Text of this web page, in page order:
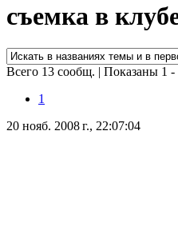
съемка в
Всего 13 сообщ. | Показаны 1 -
1
20 нояб. 2008 г., 22:07:04